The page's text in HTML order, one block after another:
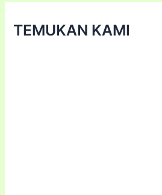
TEMUKAN KAMI